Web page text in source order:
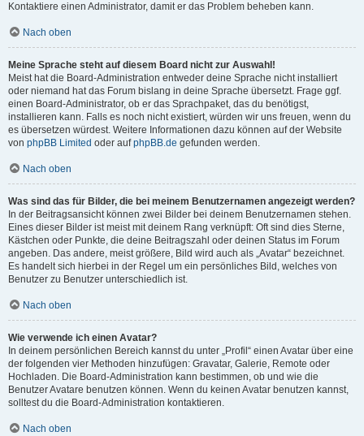
Kontaktiere einen Administrator, damit er das Problem beheben kann.
Nach oben
Meine Sprache steht auf diesem Board nicht zur Auswahl!
Meist hat die Board-Administration entweder deine Sprache nicht installiert
oder niemand hat das Forum bislang in deine Sprache übersetzt. Frage ggf.
einen Board-Administrator, ob er das Sprachpaket, das du benötigst,
installieren kann. Falls es noch nicht existiert, würden wir uns freuen, wenn du
es übersetzen würdest. Weitere Informationen dazu können auf der Website
von phpBB Limited oder aufphpBB.de gefunden werden.
Nach oben
Was sind das für Bilder, die bei meinem Benutzernamen angezeigt werden?
In der Beitragsansicht können zwei Bilder bei deinem Benutzernamen stehen.
Eines dieser Bilder ist meist mit deinem Rang verknüpft: Oft sind dies Sterne,
Kästchen oder Punkte, die deine Beitragszahl oder deinen Status im Forum
angeben. Das andere, meist größere, Bild wird auch als „Avatar“ bezeichnet.
Es handelt sich hierbei in der Regel um ein persönliches Bild, welches von
Benutzer zu Benutzer unterschiedlich ist.
Nach oben
Wie verwende ich einen Avatar?
In deinem persönlichen Bereich kannst du unter „Profil“ einen Avatar über eine
der folgenden vier Methoden hinzufügen: Gravatar, Galerie, Remote oder
Hochladen. Die Board-Administration kann bestimmen, ob und wie die
Benutzer Avatare benutzen können. Wenn du keinen Avatar benutzen kannst,
solltest du die Board-Administration kontaktieren.
Nach oben